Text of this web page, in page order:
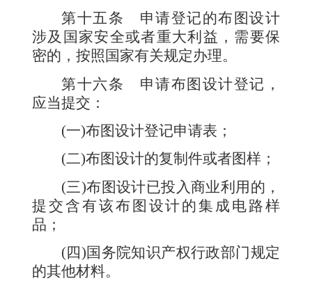
第十五条 申请登记的布图设计
涉及国家安全或者重大利益，需要保
密的，按照国家有关规定办理。
第十六条 申请布图设计登记，
应当提交：
(一)布图设计登记申请表；
(二)布图设计的复制件或者图样；
(三)布图设计已投入商业利用的，
提交含有该布图设计的集成电路样
品；
(四)国务院知识产权行政部门规定
的其他材料。